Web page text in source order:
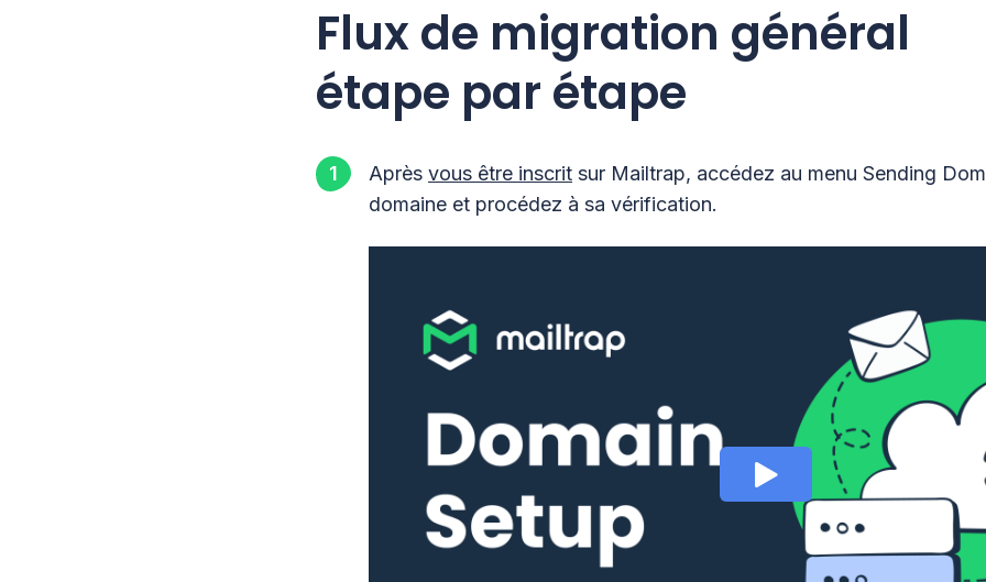
Flux de migration général
étape par étape
Après vous être inscrit sur Mailtrap, accédez au menu Sending
domaine et procédez à sa vérification.